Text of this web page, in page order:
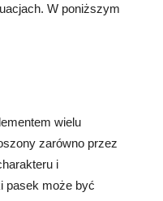
W poniższym
wielu
zarówno przez
i
pasek może być